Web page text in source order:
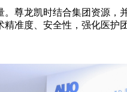
尊龙凯时结合集团资源
准度、安全性，强化医